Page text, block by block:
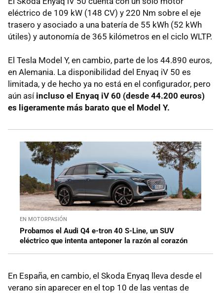
eléctrico de 109 kW (148 CV) y 220 Nm sobre el eje
trasero y asociado a una batería de 55 kWh (52 kWh
útiles) y autonomía de 365 kilómetros en el ciclo WLTP.
El Tesla Model Y, en cambio, parte de los 44.890 euros,
en Alemania. La disponibilidad del Enyaq iV 50 es
limitada, y de hecho ya no está en el configurador, pero
aún así incluso el Enyaq iV 60 (desde 44.200 euros)
es ligeramente más barato que el Model Y.
EN MOTORPASIÓN
Probamos el Audi Q4 e-tron 40 S-Line, un SUV
eléctrico que intenta anteponer la razón al corazón
En España, en cambio, el Skoda Enyaq lleva desde el
verano sin aparecer en el top 10 de las ventas de